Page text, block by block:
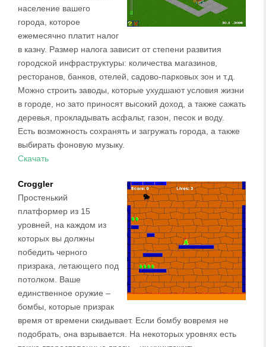
население вашего
города, которое
ежемесячно платит налог
в казну. Размер налога зависит от степени развития
городской инфраструктуры: количества магазинов,
ресторанов, банков, отелей, садово-парковых зон и т.д.
Можно строить заводы, которые ухудшают условия жизни
в городе, но зато приносят высокий доход, а также сажать
деревья, прокладывать асфальт, газон, песок и воду.
Есть возможность сохранять и загружать города, а также
выбирать фоновую музыку.
Скачать
Croggler
Простенький
платформер из 15
уровней, на каждом из
которых вы должны
победить черного
призрака, летающего под
потолком. Ваше
единственное оружие –
бомбы, которые призрак
время от времени скидывает. Если бомбу вовремя не
подобрать, она взрывается. На некоторых уровнях есть